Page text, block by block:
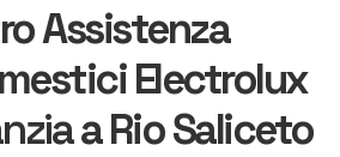
Assistenza
Electrolux
a Rio Saliceto